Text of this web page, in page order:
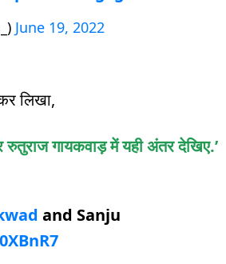
June 19, 2022
लिखा,
गायकवाड़ में यही अंतर देखिए.’
and Sanju